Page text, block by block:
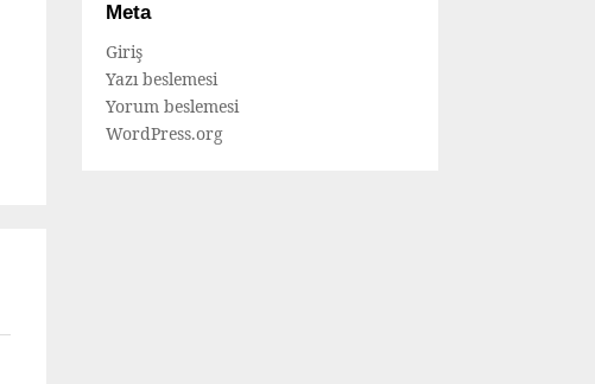
Meta
Giriş
Yazı beslemesi
Yorum beslemesi
WordPress.org